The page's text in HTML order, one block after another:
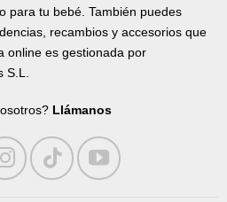
para tu bebé. También puedes
recambios y accesorios que
online es gestionada por
Llámanos